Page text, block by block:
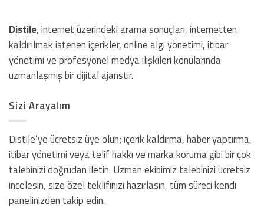
Distile, internet üzerindeki arama sonuçları, internetten
kaldırılmak istenen içerikler, online algı yönetimi, itibar
yönetimi ve profesyonel medya ilişkileri konularında
uzmanlaşmış bir dijital ajanstır.
Sizi Arayalım
Distile’ye ücretsiz üye olun; içerik kaldırma, haber yaptırma,
itibar yönetimi veya telif hakkı ve marka koruma gibi bir çok
talebinizi doğrudan iletin. Uzman ekibimiz talebinizi ücretsiz
incelesin, size özel teklifinizi hazırlasın, tüm süreci kendi
panelinizden takip edin.